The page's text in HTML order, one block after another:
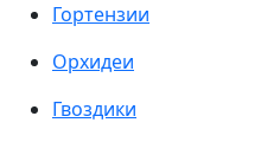
Гортензии
Орхидеи
Гвоздики